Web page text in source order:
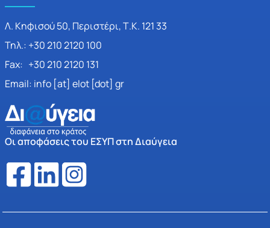
Λ. Κηφισού 50, Περιστέρι, Τ.Κ. 121 33
Τηλ.: +30 210 2120 100
Fax: +30 210 2120 131
Email: info [at] elot [dot] gr
Οι αποφάσεις του ΕΣΥΠ στη Διαύγεια